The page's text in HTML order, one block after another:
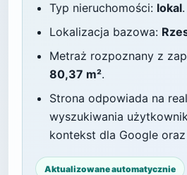
Typ nieruchomości: lokal.
Lokalizacja bazowa:
Metraż rozpoznany z
80,37 m².
Strona odpowiada na
wyszukiwania
kontekst dla Google
Aktualizowane automatycznie